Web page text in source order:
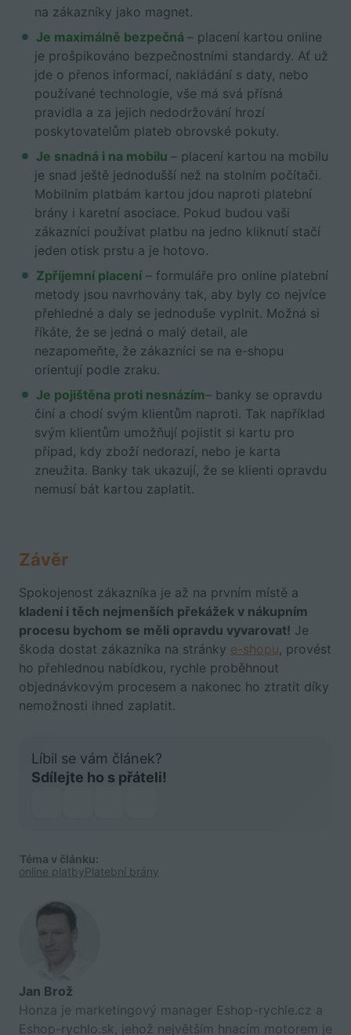
na zákazníky jako magnet.
Je maximálně bezpečná – placení kartou online
je prošpikováno bezpečnostními standardy. Ať už
jde o přenos informací, nakládání s daty, nebo
používané technologie, vše má svá přísná
pravidla a za jejich nedodržování hrozí
poskytovatelům plateb obrovské pokuty.
Je snadná i na mobilu – placení kartou na mobilu
je snad ještě jednodušší než na stolním počítači.
Mobilním platbám kartou jdou naproti platební
brány i karetní asociace. Pokud budou vaši
zákazníci používat platbu na jedno kliknutí stačí
jeden otisk prstu a je hotovo.
Zpříjemní placení – formuláře pro online platební
metody jsou navrhovány tak, aby byly co nejvíce
přehledné a daly se jednoduše vyplnit. Možná si
říkáte, že se jedná o malý detail, ale
nezapomeňte, že zákazníci se na e-shopu
orientují podle zraku.
Je pojištěna proti nesnázím– banky se opravdu
činí a chodí svým klientům naproti. Tak například
svým klientům umožňují pojistit si kartu pro
případ, kdy zboží nedorazí, nebo je karta
zneužita. Banky tak ukazují, že se klienti opravdu
nemusí bát kartou zaplatit.
Závěr
Spokojenost zákazníka je až na prvním místě a
kladení i těch nejmenších překážek v nákupním
procesu bychom se měli opravdu vyvarovat! Je
škoda dostat zákazníka na stránky e-shopu, provést
ho přehlednou nabídkou, rychle proběhnout
objednávkovým procesem a nakonec ho ztratit díky
nemožnosti ihned zaplatit.
Líbil se vám článek?
Sdílejte ho s přáteli!
Téma v článku:
online platbyPlatební brány
Jan Brož
Honza je marketingový manager Eshop-rychle.cz a
Eshop-rychlo.sk, jehož největším hnacím motorem je